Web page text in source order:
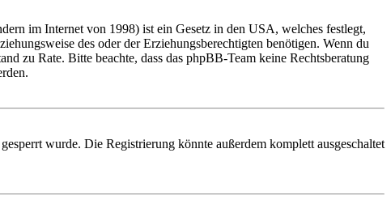
im Internet von 1998) ist ein Gesetz in den USA, welches festlegt,
des oder der Erziehungsberechtigten benötigen. Wenn du
zu Rate. Bitte beachte, dass das phpBB-Team keine Rechtsberatung
wurde. Die Registrierung könnte außerdem komplett ausgeschaltet